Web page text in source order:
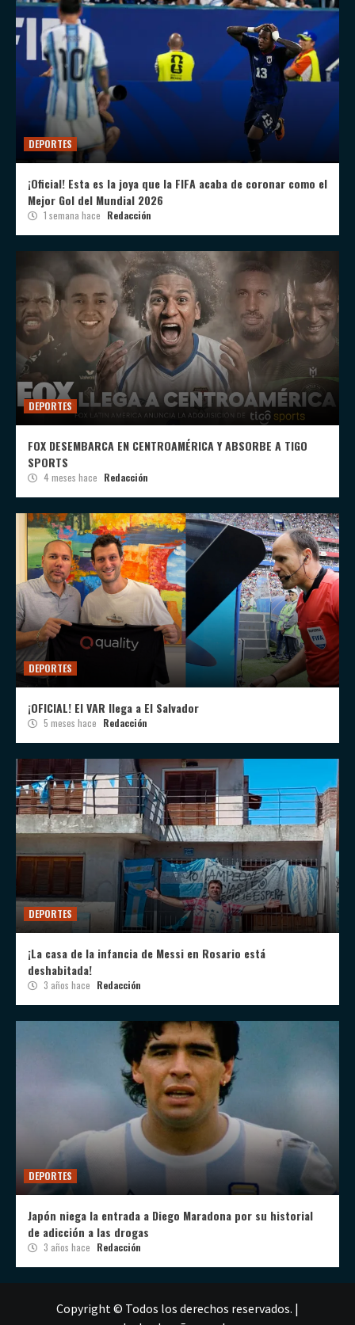
DEPORTES
¡Oficial! Esta es la joya que la FIFA acaba de coronar como el
Mejor Gol del Mundial 2026
1 semana hace Redacción
DEPORTES
FOX DESEMBARCA EN CENTROAMÉRICA Y ABSORBE A TIGO
SPORTS
4 meses hace Redacción
DEPORTES
¡OFICIAL! El VAR llega a El Salvador
5 meses hace Redacción
DEPORTES
¡La casa de la infancia de Messi en Rosario está
deshabitada!
3 años hace Redacción
DEPORTES
Japón niega la entrada a Diego Maradona por su historial
de adicción a las drogas
3 años hace Redacción
Copyright © Todos los derechos reservados. |